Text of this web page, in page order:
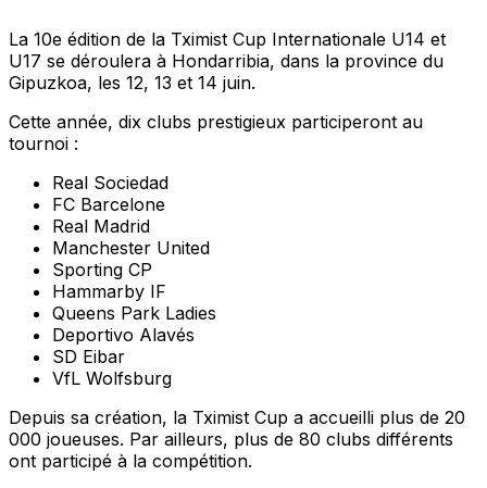
La 10e édition de la Tximist Cup Internationale U14 et
U17 se déroulera à Hondarribia, dans la province du
Gipuzkoa, les 12, 13 et 14 juin.
Cette année, dix clubs prestigieux participeront au
tournoi :
Real Sociedad
FC Barcelone
Real Madrid
Manchester United
Sporting CP
Hammarby IF
Queens Park Ladies
Deportivo Alavés
SD Eibar
VfL Wolfsburg
Depuis sa création, la Tximist Cup a accueilli plus de 20
000 joueuses. Par ailleurs, plus de 80 clubs différents
ont participé à la compétition.